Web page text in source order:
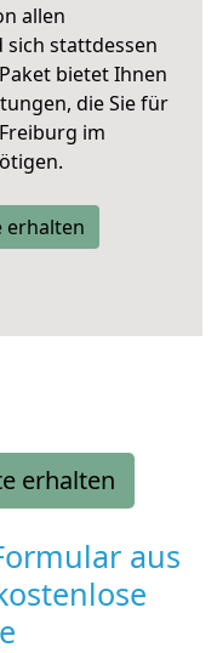
allen
stattdessen
bietet Ihnen
die Sie für
im
erhalten
erhalten
aus